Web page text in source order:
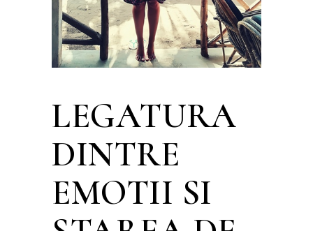
LEGATURA
DINTRE
EMOTII SI